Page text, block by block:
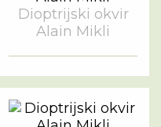
Dioptrijski okvir
Alain Mikli